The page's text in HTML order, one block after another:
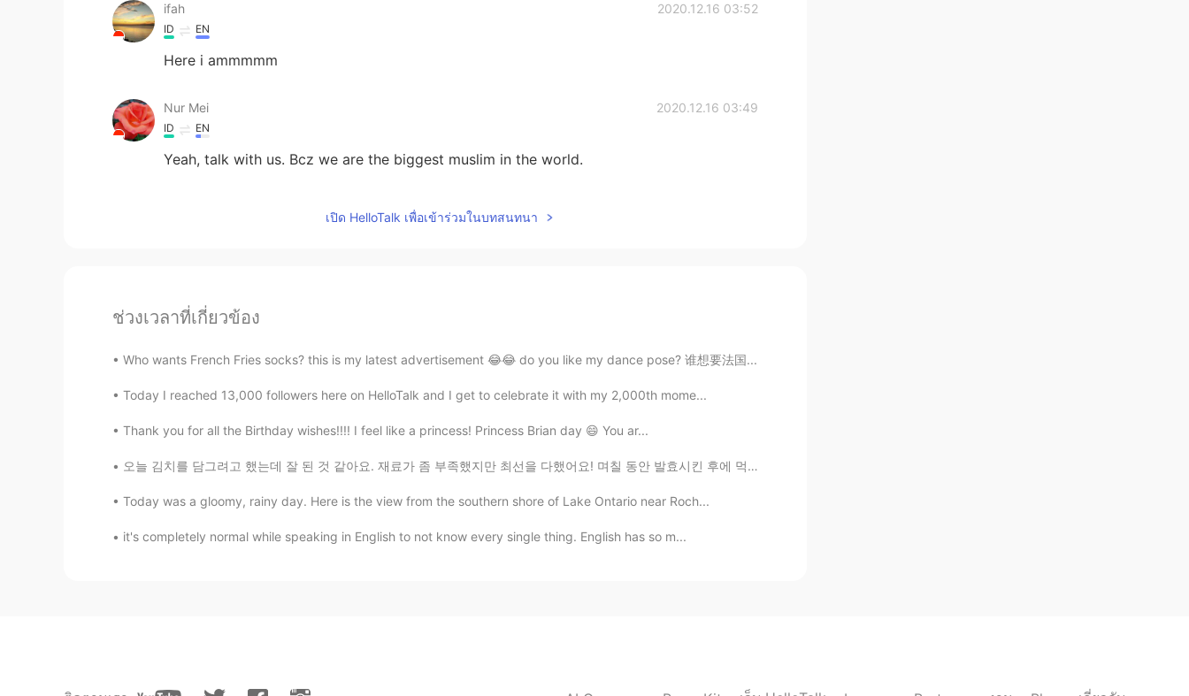
ifah 2020.12.16 03:52
ID EN
Here i ammmmm
Nur Mei 2020.12.16 03:49
ID EN
Yeah, talk with us. Bcz we are the biggest muslim in the world.
khaled
AR EN
@Brian 🖐🖐😊
Sarcastic 2020.12.16 02:59
AR KR
Well I'm half Indonesian and half Arabic mix lol
YES 2020.12.16 02:53
เปิด HelloTalk เพื่อเข้าร่วมในบทสนทนา
ช่วงเวลาที่เกี่ยวข้อง
Who wants French Fries socks? this is my latest advertisement 😂😂 do you like my dance pose? 谁想要法国...
Today I reached 13,000 followers here on HelloTalk and I get to celebrate it with my 2,000th mome...
Thank you for all the Birthday wishes!!!! I feel like a princess! Princess Brian day 😄 You ar...
오늘 김치를 담그려고 했는데 잘 된 것 같아요. 재료가 좀 부족했지만 최선을 다했어요! 며칠 동안 발효시킨 후에 먹도록 하겠습니다만, 저는 제 자신이 자랑스럽습니다~~ 김치...
Today was a gloomy, rainy day. Here is the view from the southern shore of Lake Ontario near Roch...
it's completely normal while speaking in English to not know every single thing. English has so m...